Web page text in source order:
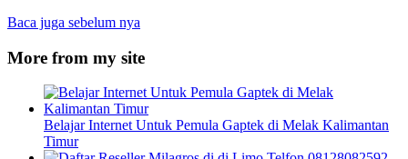
Baca juga sebelum nya
More from my site
Belajar Internet Untuk Pemula Gaptek di Melak Kalimantan
Timur